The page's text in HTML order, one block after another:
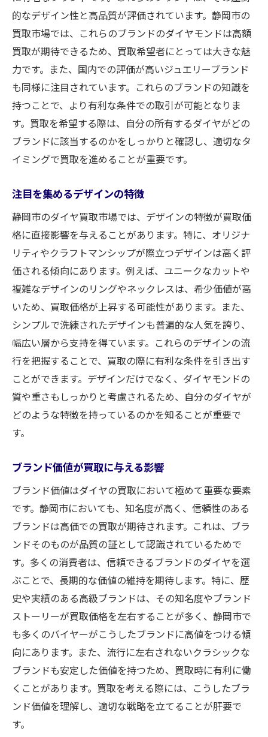
的なデザイン性と高品質が評価されています。静岡市の
買取市場では、これらのブランドのダイヤモンドは高額
買取が期待できるため、買取希望者にとっては大きな魅
力です。また、国内での評価が高いジュエリーブランド
も同様に注目されています。これらのブランドの知識を
持つことで、より有利な条件での取引が可能となりま
す。買取を希望する際は、自分の所有するダイヤがどの
ブランドに該当するのかをしっかりと確認し、適切なタ
イミングで買取を進めることが重要です。
注目を集めるデザインの特徴
静岡市のダイヤ買取市場では、デザインの特徴が買取価
格に直接影響を与えることがあります。特に、オリジナ
リティやクラフトマンシップが際立つデザインは高く評
価される傾向にあります。例えば、ユニークなカットや
複雑なデザインのリングやネックレスは、希少価値が高
いため、買取価格が上昇する可能性があります。また、
シンプルで洗練されたデザインも普遍的な人気を誇り、
幅広い層から支持を得ています。これらのデザインの流
行を把握することで、買取の際に有利な条件を引き出す
ことができます。デザインだけでなく、ダイヤモンドの
質や重さもしっかりと考慮されるため、自分のダイヤが
どのような特徴を持っているのかを知ることが重要で
す。
ブランド価値が買取に与える影響
ブランド価値はダイヤの買取において極めて重要な要素
です。静岡市においても、知名度が高く、信頼性のある
ブランドは高価での買取が期待されます。これは、ブラ
ンドそのものが品質の証として認識されているためで
す。多くの消費者は、信頼できるブランドのダイヤを選
ぶことで、長期的な価値の維持を期待します。特に、歴
史や実績のある高級ブランドは、その知名度やブランド
ストーリーが買取価格を左右することが多く、静岡市で
も多くのバイヤーがこうしたブランドに高値をつける傾
向にあります。また、流行に左右されないクラシックな
ブランドも安定した価値を持つため、買取時に有利に働
くことがあります。買取を考える際には、こうしたブラ
ンド価値を理解し、適切な戦略を立てることが肝要で
す。